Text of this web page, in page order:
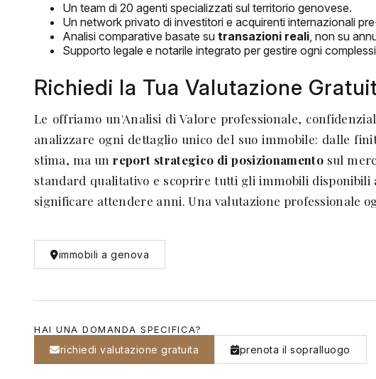
Un team di 20 agenti specializzati sul territorio genovese.
Un network privato di investitori e acquirenti internazionali
Analisi comparative basate su transazioni reali, non su
Supporto legale e notarile integrato per gestire ogni
Richiedi la Tua Valutazione
Le offriamo un'Analisi di Valore professionale,
analizzare ogni dettaglio unico del suo immobile: dalle
stima, ma unreport strategico di posizionamentosul
standard qualitativo e scoprire tutti gli immobili disponibili
significare attendere anni. Una valutazione professionale
immobili a genova
HAI UNA DOMANDA SPECIFICA?
richiedi valutazione gratuita prenota il sopralluogo